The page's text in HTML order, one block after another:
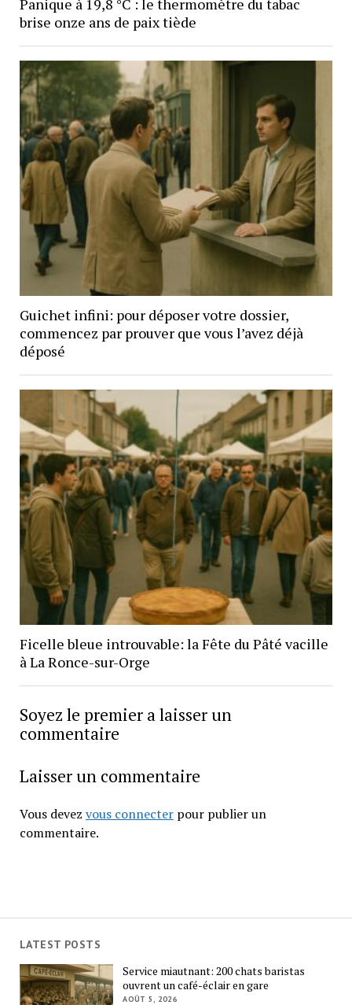
Panique à 19,8 °C : le thermomètre du tabac
brise onze ans de paix tiède
Guichet infini: pour déposer votre dossier,
commencez par prouver que vous l’avez déjà
déposé
Ficelle bleue introuvable: la Fête du Pâté vacille
à La Ronce-sur-Orge
Soyez le premier a laisser un
commentaire
Laisser un commentaire
Vous devez vous connecterpour publier un
commentaire.
LATEST POSTS
Service miautnant: 200 chats baristas
ouvrent un café-éclair en gare
AOÛT 5, 2026